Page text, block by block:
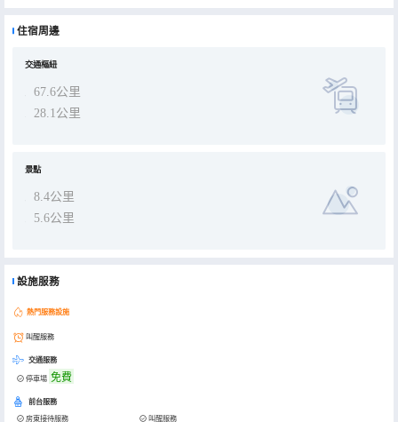
住宿周邊
交通樞紐
67.6公里
28.1公里
景點
8.4公里
5.6公里
設施服務
熱門服務設施
叫醒服務
交通服務
停車場 免費
前台服務
房東接待服務 叫醒服務